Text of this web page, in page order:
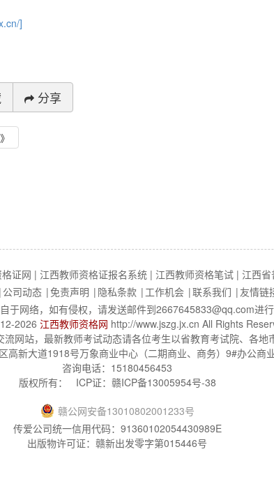
]
分享
证网 | 江西教师资格证报名系统 | 江西教师资格笔试 | 江西
| 公司动态 | 免责声明 | 隐私条款 | 工作机会 |联系我们 | 友情链
于网络，如有侵权，请发送邮件到2667645833@qq.com进
2026 江西教师资格网 http://www.jszg.jx.cn All Rights
网站，最新教师考试动态请各位考生以省教育考试院、各地
高新大道1918号万象商业中心（二期商业、商务）9#办公商
咨询电话：15180456453
版权所有：
ICP证： 赣ICP备13005954号-38
赣公网安备13010802001233号
传爱公司统一信用代码：91360102054430989E
出版物许可证：赣新出发零字第015446号